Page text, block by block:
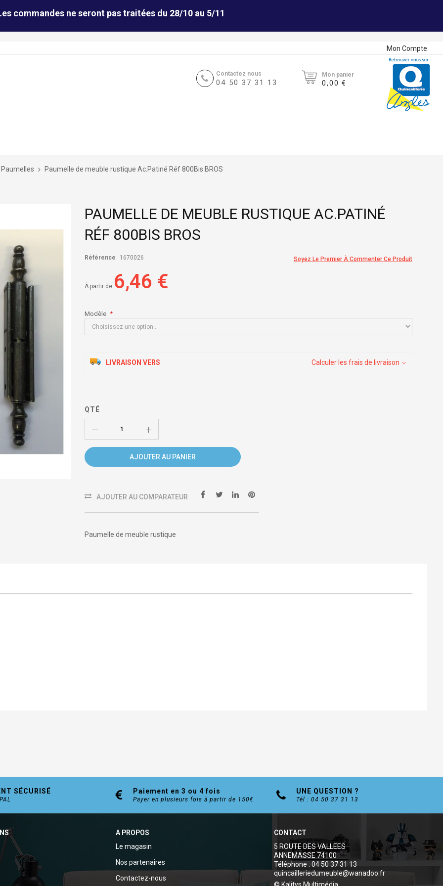
commandes ne seront pas traitées du 28/10 au 5/11
Mon Compte
Contactez nous
04 50 37 31 13
Mon panier
0,00 €
Paumelles Paumelle de meuble rustique Ac.Patiné Réf 800Bis BROS
PAUMELLE DE MEUBLE RUSTIQUE AC.PATINÉ
RÉF 800BIS BROS
Soyez Le Premier À Commenter Ce Produit
Référence 1670026
À partir de 6,46 €
Modèle
LIVRAISON VERS Calculer les frais de livraison
QTÉ
AJOUTER AU PANIER
AJOUTER AU COMPARATEUR
Paumelle de meuble rustique
SÉCURISÉ Paiement en 3 ou 4 fois
Payer en plusieurs fois à partir de 150€
UNE QUESTION ?
Tél : 04 50 37 31 13
A PROPOS
Le magasin
Nos partenaires
Contactez-nous
CONTACT
5 ROUTE DES VALLEES
ANNEMASSE 74100
Téléphone : 04 50 37 31 13
quincailleriedumeuble@wanadoo.fr